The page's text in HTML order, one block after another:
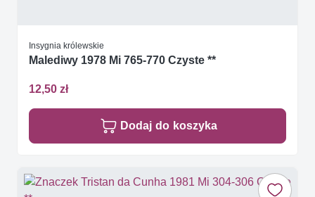
Insygnia królewskie
Malediwy 1978 Mi 765-770 Czyste **
12,50 zł
Dodaj do koszyka